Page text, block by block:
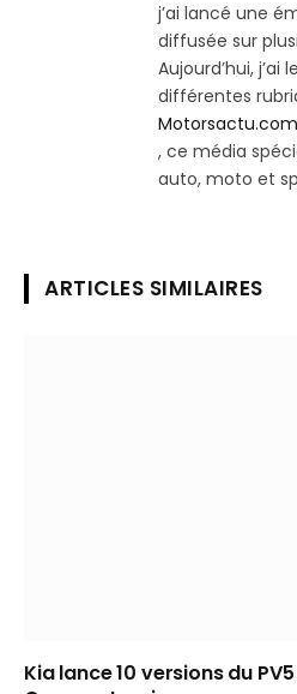
j’ai lancé une
diffusée sur
Aujourd’hui, j’ai
différentes
Motorsactu.com
, ce média
auto, moto et
ARTICLES SIMILAIRES
Kia lance 10 versions du